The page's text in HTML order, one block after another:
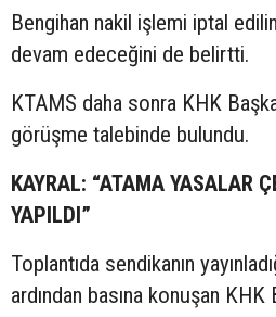
Bengihan nakil işlemi iptal
devam edeceğini de belirtti.
KTAMS daha sonra KHK
görüşme talebinde bulundu.
KAYRAL: “ATAMA YASALAR
YAPILDI”
Toplantıda sendikanın
ardından basına konuşan KHK